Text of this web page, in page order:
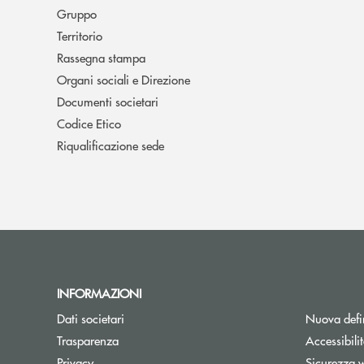
Gruppo
Territorio
Rassegna stampa
Organi sociali e Direzione
Documenti societari
Codice Etico
Riqualificazione sede
INFORMAZIONI
Dati societari
Trasparenza
Nuova